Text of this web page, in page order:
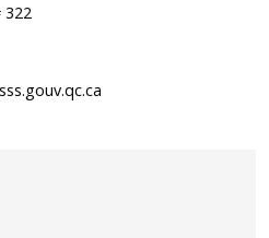
322